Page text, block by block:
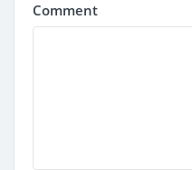
Comment